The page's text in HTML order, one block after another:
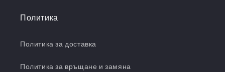
Политика
Политика за доставка
Политика за връщане и замяна